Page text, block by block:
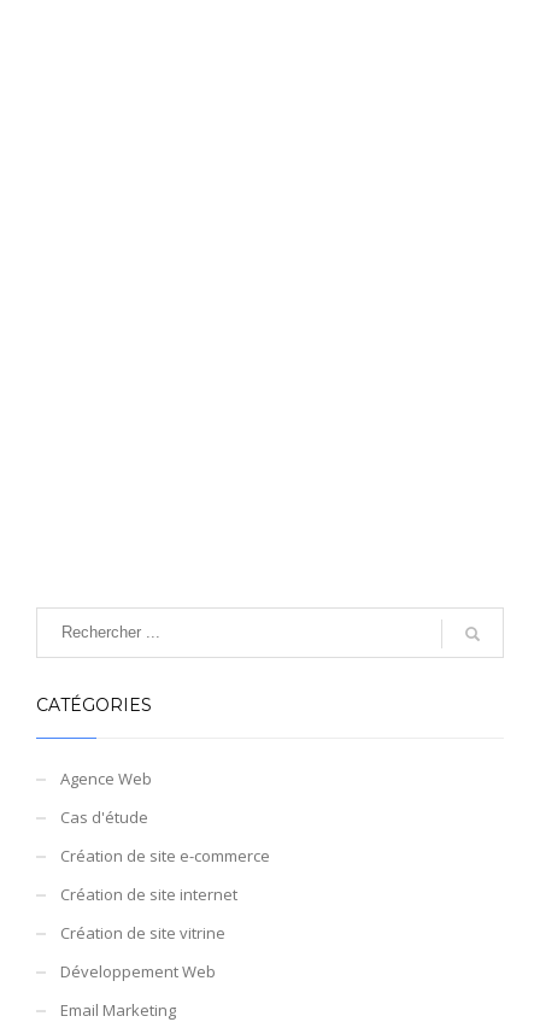
CATÉGORIES
Agence Web
Cas d'étude
Création de site e-commerce
Création de site internet
Création de site vitrine
Développement Web
Email Marketing